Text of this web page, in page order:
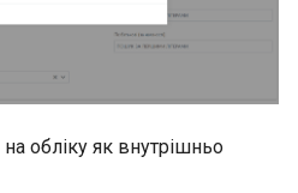
обліку як внутрішньо